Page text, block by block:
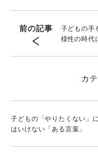
前の記事
子どもの
様性の時代
カ
子どもの「やりたくない」
はいけない「ある言葉」